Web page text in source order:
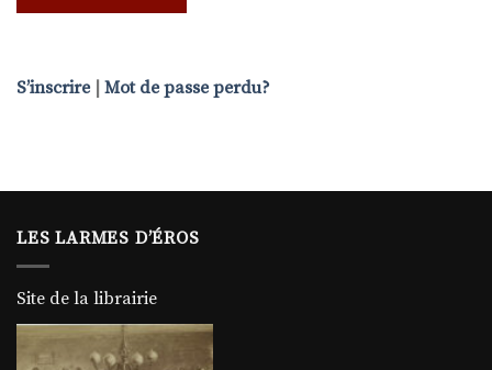
S’inscrire Mot de passe perdu?
LES LARMES D’ÉROS
Site de la librairie